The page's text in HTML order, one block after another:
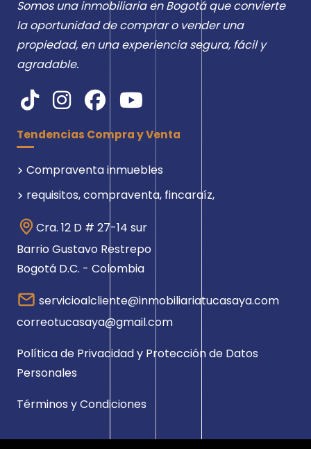
Somos una inmobiliaria en Bogotá que convierte
la oportunidad de comprar o vender una
propiedad, en una experiencia segura, fácil y
agradable.
Tendencias Compra y Venta
Compraventa inmuebles
requisitos, compraventa, fincaraíz,
Cra. 12 D # 27-14 sur
Barrio Gustavo Restrepo
Bogotá D.C. - Colombia
servicioalcliente@inmobiliariatucasaya.com
correotucasaya@gmail.com
Política de Privacidad y Protección de Datos
Personales
Términos y Condiciones